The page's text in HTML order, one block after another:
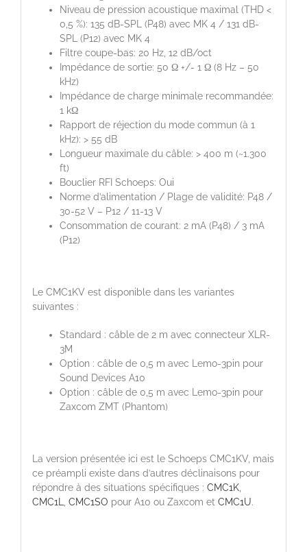
Niveau de pression acoustique maximal (THD <
0,5 %): 135 dB-SPL (P48) avec MK 4 / 131 dB-
SPL (P12) avec MK 4
Filtre coupe-bas: 20 Hz, 12 dB/oct
Impédance de sortie: 50 Ω +/- 1 Ω (8 Hz – 50
kHz)
Impédance de charge minimale recommandée:
1 kΩ
Rapport de réjection du mode commun (à 1
kHz): > 55 dB
Longueur maximale du câble: > 400 m (~1.300
ft)
Bouclier RFI Schoeps: Oui
Norme d’alimentation / Plage de validité: P48 /
30-52 V – P12 / 11-13 V
Consommation de courant: 2 mA (P48) / 3 mA
(P12)
Le CMC1KV est disponible dans les variantes
suivantes :
Standard : câble de 2 m avec connecteur XLR-
3M
Option : câble de 0,5 m avec Lemo-3pin pour
Sound Devices A10
Option : câble de 0,5 m avec Lemo-3pin pour
Zaxcom ZMT (Phantom)
La version présentée ici est le Schoeps CMC1KV, mais
ce préampli existe dans d’autres déclinaisons pour
répondre à des situations spécifiques : CMC1K,
CMC1L
CMC1SO pour A10 ou Zaxcom et CMC1U.